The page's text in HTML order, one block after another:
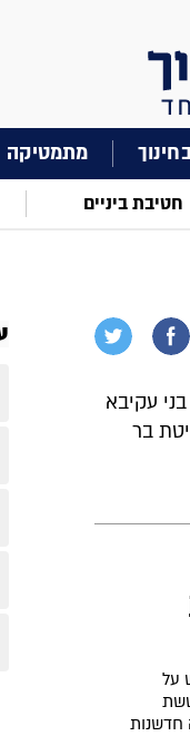
מתמטיקה
חטיבת ביניים
עקיבא
בר
על
חדשנות